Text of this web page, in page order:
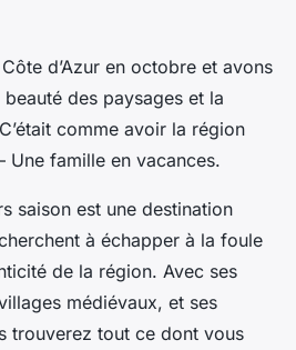
d’Azur en octobre et avons
des paysages et la
comme avoir la région
Une famille en vacances.
saison est une destination
à échapper à la foule
de la région. Avec ses
médiévaux, et ses
trouverez tout ce dont vous